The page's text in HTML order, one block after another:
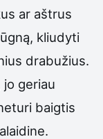
ar aštrus
kliudyti
drabužius.
jo geriau
baigtis